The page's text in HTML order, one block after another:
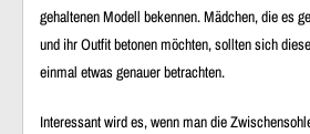
gehaltenen Modell bekennen. Mädchen, die es
und ihr Outfit betonen möchten, sollten sich
einmal etwas genauer betrachten.
Interessant wird es, wenn man die